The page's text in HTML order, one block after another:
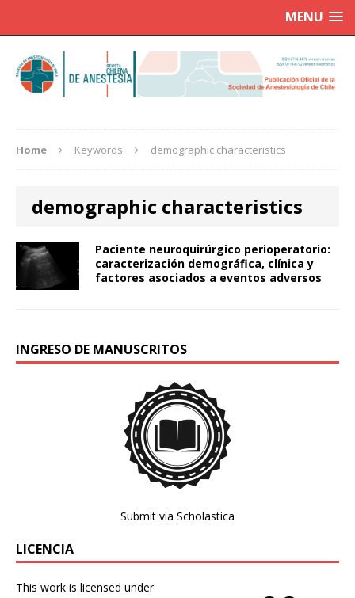
MENU
Home Keywords demographic characteristics
demographic characteristics
Paciente neuroquirúrgico perioperatorio:
caracterización demográfica, clínica y
factores asociados a eventos adversos
INGRESO DE MANUSCRITOS
Submit via Scholastica
LICENCIA
This work is licensed under